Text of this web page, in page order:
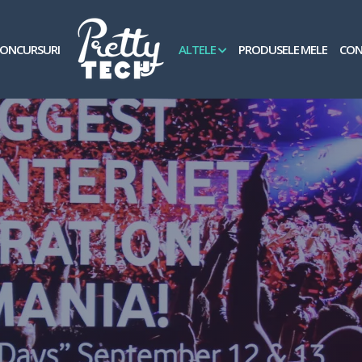
ALTELE PRODUSELE MELE